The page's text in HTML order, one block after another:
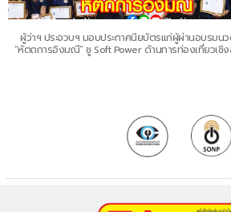
ผู้ว่าฯ ประจวบฯ มอบประกาศนียบัตรแก่ผู้ผ่านอบรมน
“หัตถการอิงมณี” ชู Soft Power ด้านการท่องเที่ยวเชิ